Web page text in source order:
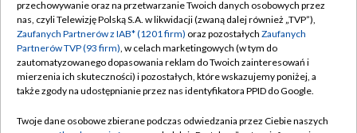
Abonament TVP
Emisja w TVP
Centrum informacji TVP
Naziemna Telewizja Cyfrowa
Regulamin TVP
Polityka prywatności
Moje zgody
Pomoc
przechowywanie oraz na przetwarzanie Twoich danych osobowych przez
nas, czyli Telewizję Polską S.A. w likwidacji (zwaną dalej również „TVP”),
Zaufanych Partnerów z IAB* (1201 firm) oraz pozostałych Zaufanych
Partnerów TVP (93 firm), w celach marketingowych (w tym do
zautomatyzowanego dopasowania reklam do Twoich zainteresowań i
mierzenia ich skuteczności) i pozostałych, które wskazujemy poniżej, a
także zgody na udostępnianie przez nas identyfikatora PPID do Google.
Twoje dane osobowe zbierane podczas odwiedzania przez Ciebie naszych